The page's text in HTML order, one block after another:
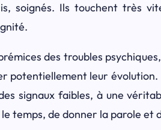
soignés. Ils touchent très
des troubles
potentiellement leur
signaux faibles, à une
temps, de donner la parole et